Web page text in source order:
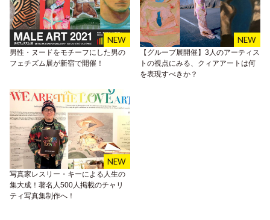
男性・ヌードをモチーフにした男の
フェチズム展が新宿で開催！
【グループ展開催】3人のアーティス
トの視点にみる、クィアアートは何
を表現すべきか？
写真家レスリー・キーによる人生の
集大成！著名人500人掲載のチャリ
ティ写真集制作へ！